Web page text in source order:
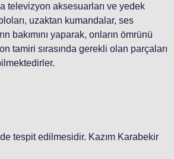
televizyon aksesuarları ve yedek
uzaktan kumandalar, ses
bakımını yaparak, onların ömrünü
tamiri sırasında gerekli olan parçaları
tespit edilmesidir. Kazım Karabekir